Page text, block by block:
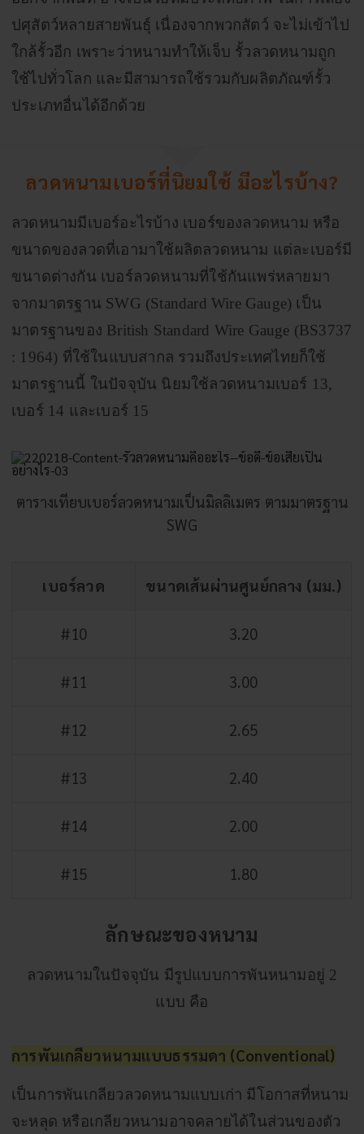
ปศุสัตว์หลายสายพันธุ์ เนื่องจากพวกสัตว์ จะไม่เข้าไป
ใกล้รั้วอีก เพราะว่าหนามทำให้เจ็บ รั้วลวดหนามถูก
ใช้ไปทั่วโลก และมีสามารถใช้รวมกับผลิตภัณฑ์รั้ว
ประเภทอื่นได้อีกด้วย
ลวดหนามเบอร์ที่นิยมใช้ มีอะไรบ้าง?
ลวดหนามมีเบอร์อะไรบ้าง เบอร์ของลวดหนาม หรือ
ขนาดของลวดที่เอามาใช้ผลิตลวดหนาม แต่ละเบอร์มี
ขนาดต่างกัน เบอร์ลวดหนามที่ใช้กันแพร่หลายมา
จากมาตรฐาน SWG (Standard Wire Gauge) เป็น
มาตรฐานของ British Standard Wire Gauge (BS3737
: 1964) ที่ใช้ในแบบสากล รวมถึงประเทศไทยก็ใช้
มาตรฐานนี้ ในปัจจุบัน นิยมใช้ลวดหนามเบอร์ 13,
เบอร์ 14 และเบอร์ 15
ตารางเทียบเบอร์ลวดหนามเป็นมิลลิเมตร ตามมาตรฐาน
SWG
เบอร์ลวด ขนาดเส้นผ่านศูนย์กลาง (มม.)
#10 3.20
#11 3.00
#12 2.65
#13 2.40
#14 2.00
#15 1.80
ลักษณะของหนาม
ลวดหนามในปัจจุบัน มีรูปแบบการพันหนามอยู่ 2
แบบ คือ
การพันเกลียวหนามแบบธรรมดา (Conventional)
เป็นการพันเกลียวลวดหนามแบบเก่า มีโอกาสที่หนาม
จะหลุด หรือเกลียวหนามอาจคลายได้ในส่วนของตัว